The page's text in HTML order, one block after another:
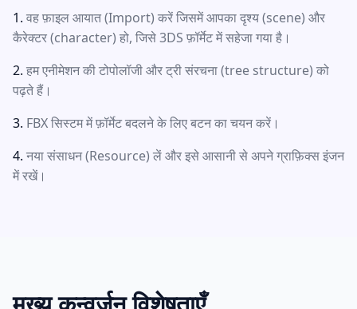
वह फ़ाइल आयात (Import) करें जिसमें आपका दृश्य (scene) और
कैरेक्टर (character) हो, जिसे 3DS फ़ॉर्मेट में सहेजा गया है।
हम एनीमेशन की टोपोलॉजी और ट्री संरचना (tree structure) को
पढ़ते हैं।
FBX सिस्टम में फ़ॉर्मेट बदलने के लिए बटन का चयन करें।
नया संसाधन (Resource) लें और इसे आसानी से अपने ग्राफ़िक्स इंजन
में रखें।